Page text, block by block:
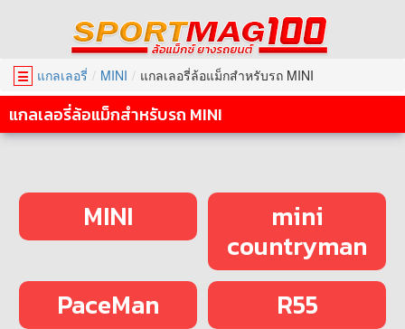
☰ แกลเลอรี่ MINI แกลเลอรี่ล้อแม็กสำหรับรถ MINI
แกลเลอรี่ล้อแม็กสำหรับรถ MINI
MINI mini
countryman
PaceMan
R55